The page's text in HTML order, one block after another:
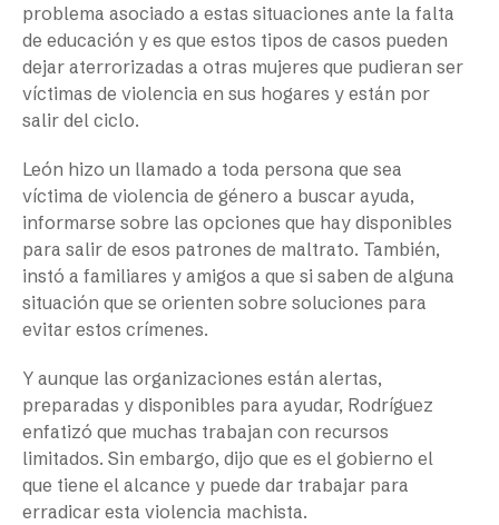
problema asociado a estas situaciones ante la falta
de educación y es que estos tipos de casos pueden
dejar aterrorizadas a otras mujeres que pudieran ser
víctimas de violencia en sus hogares y están por
salir del ciclo.
León hizo un llamado a toda persona que sea
víctima de violencia de género a buscar ayuda,
informarse sobre las opciones que hay disponibles
para salir de esos patrones de maltrato. También,
instó a familiares y amigos a que si saben de alguna
situación que se orienten sobre soluciones para
evitar estos crímenes.
Y aunque las organizaciones están alertas,
preparadas y disponibles para ayudar, Rodríguez
enfatizó que muchas trabajan con recursos
limitados. Sin embargo, dijo que es el gobierno el
que tiene el alcance y puede dar trabajar para
erradicar esta violencia machista.